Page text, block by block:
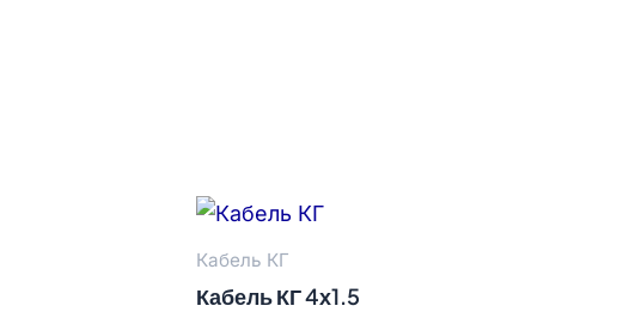
Кабель КГ
Кабель КГ 4х1.5